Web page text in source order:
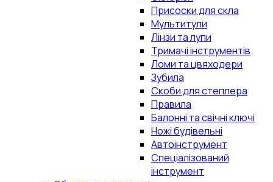
Присоски для скла
Мультитули
Лінзи та лупи
Тримачі інструментів
Ломи та цвяходери
Зубила
Скоби для степлера
Правила
Балонні та свічні ключі
Ножі будівельні
Автоінструмент
Спеціалізований
інструмент